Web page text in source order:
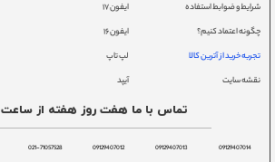
شرایط و ضوابط استفاده
چگونه اعتماد کنیم؟
تجربه خرید از آترین کالا
نقشه سایت
ایفون ۱۷
ایفون ۱۶
لپ تاپ
آیپد
تماس با ما هفت روز هفته از ساعت 8 الی 19
09129407014
09129407013
09129407012
021-71057528